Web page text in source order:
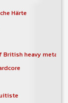
Härte
British heavy metal